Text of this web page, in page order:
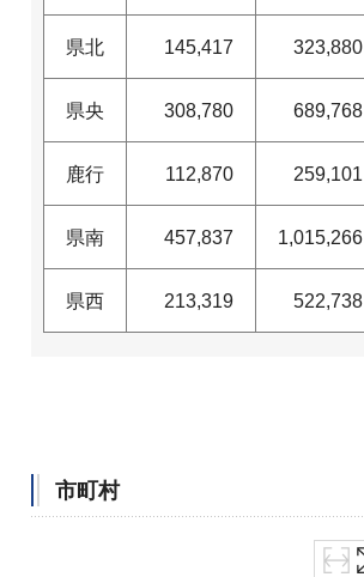
県北 145,417 323,880
県央 308,780 689,768
鹿行 112,870 259,101
県南 457,837 1,015,266
県西 213,319 522,738
市町村